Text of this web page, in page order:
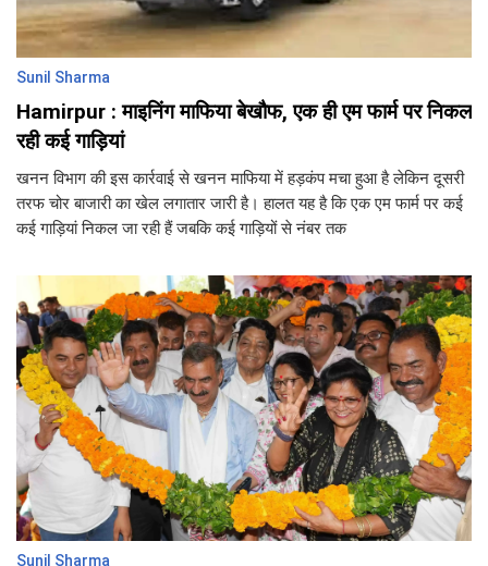
Sunil Sharma
Hamirpur : माइनिंग माफिया बेखौफ, एक ही एम फार्म पर निकल
रही कई गाड़ियां
खनन विभाग की इस कार्रवाई से खनन माफिया में हड़कंप मचा हुआ है लेकिन दूसरी
तरफ चोर बाजारी का खेल लगातार जारी है। हालत यह है कि एक एम फार्म पर कई
कई गाड़ियां निकल जा रही हैं जबकि कई गाड़ियों से नंबर तक
Sunil Sharma